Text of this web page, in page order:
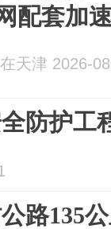
配套加
天津 2026-
防护工
路135